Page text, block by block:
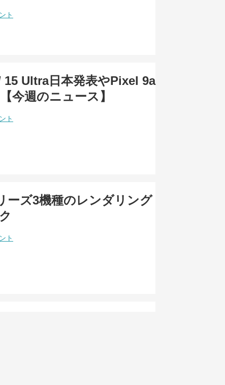
ト
Ultra日本発表やPixel 9a
今週のニュース】
ト
ーズ3機種のレンダリング
ト